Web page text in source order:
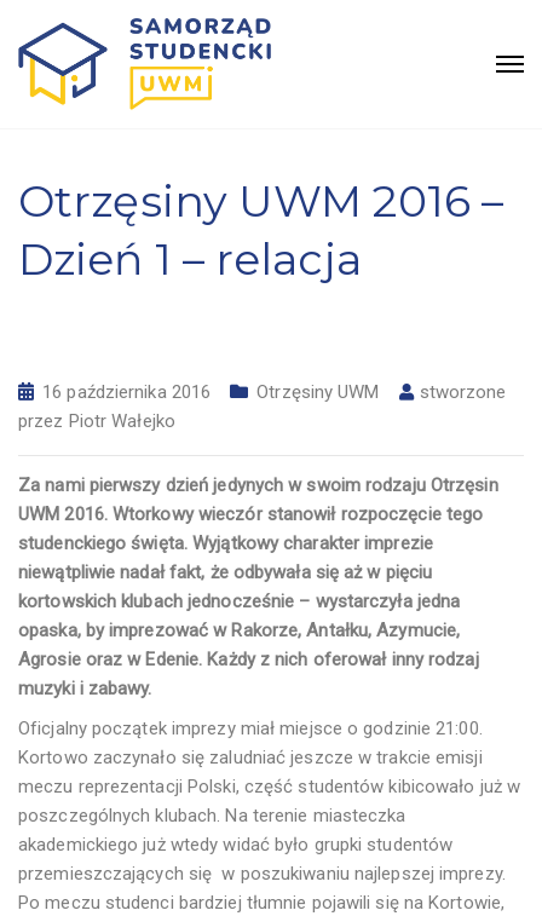
Otrzęsiny UWM 2016 –
Dzień 1 – relacja
16 października 2016 Otrzęsiny UWM
stworzone
przez Piotr Wałejko
Za nami pierwszy dzień jedynych w swoim rodzaju Otrzęsin
UWM 2016. Wtorkowy wieczór stanowił rozpoczęcie tego
studenckiego święta. Wyjątkowy charakter imprezie
niewątpliwie nadał fakt, że odbywała się aż w pięciu
kortowskich klubach jednocześnie – wystarczyła jedna
opaska, by imprezować w Rakorze, Antałku, Azymucie,
Agrosie oraz w Edenie. Każdy z nich oferował inny rodzaj
muzyki i zabawy.
Oficjalny początek imprezy miał miejsce o godzinie 21:00.
Kortowo zaczynało się zaludniać jeszcze w trakcie emisji
meczu reprezentacji Polski, część studentów kibicowało już w
poszczególnych klubach. Na terenie miasteczka
akademickiego już wtedy widać było grupki studentów
przemieszczających się w poszukiwaniu najlepszej imprezy.
Po meczu studenci bardziej tłumnie pojawili się na Kortowie,